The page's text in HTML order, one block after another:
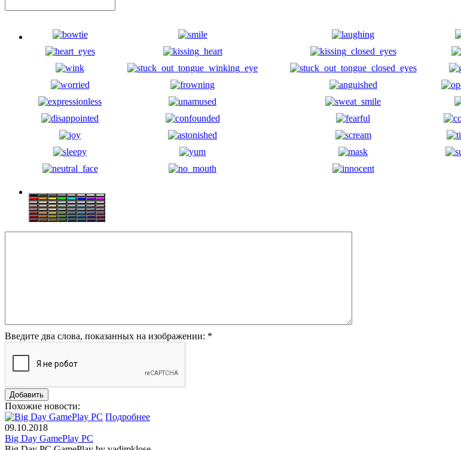
Введите два слова, показанных на изображении: *
Похожие новости:
Подробнее
09.10.2018
Big Day GamePlay PC